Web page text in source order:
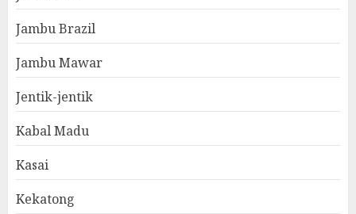
Jambu Brazil
Jambu Mawar
Jentik-jentik
Kabal Madu
Kasai
Kekatong